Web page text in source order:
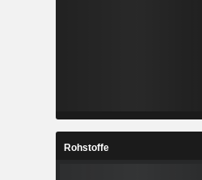
Rohstoffe